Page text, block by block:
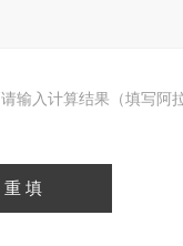
请输入计算结果（填写阿